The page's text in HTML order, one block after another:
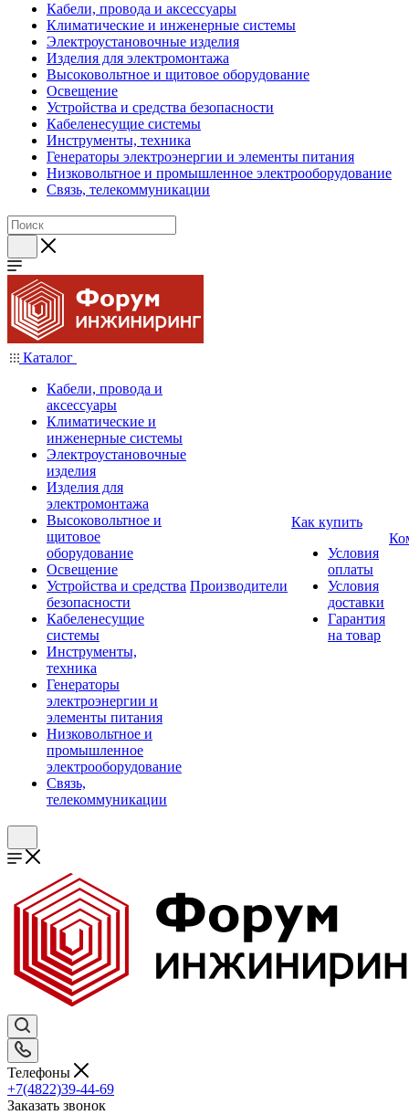
Кабели, провода и аксессуары
Климатические и инженерные системы
Электроустановочные изделия
Изделия для электромонтажа
Высоковольтное и щитовое оборудование
Освещение
Устройства и средства безопасности
Кабеленесущие системы
Инструменты, техника
Генераторы электроэнергии и элементы питания
Низковольтное и промышленное электрооборудование
Связь, телекоммуникации
Каталог
Кабели, провода и
аксессуары
Климатические и
инженерные системы
Электроустановочные
изделия
Изделия для
электромонтажа
Высоковольтное и
щитовое
оборудование
Освещение
Устройства и средства
безопасности
Кабеленесущие
системы
Инструменты,
техника
Генераторы
электроэнергии и
элементы питания
Низковольтное и
промышленное
электрооборудование
Связь,
телекоммуникации
Производители
Как купить
Условия
оплаты
Условия
доставки
Гарантия
на товар
Телефоны
+7(4822)39-44-69
Заказать звонок